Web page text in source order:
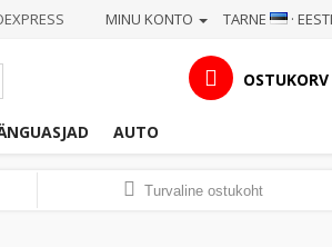
TARNE · EESTI
MINU KONTO
OSTUKORV
AUTO
Turvaline ostukoht